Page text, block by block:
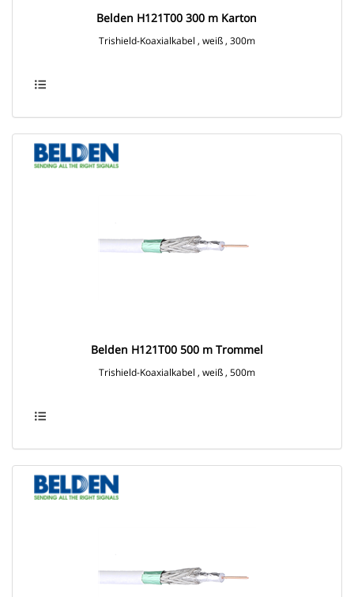
Belden H121T00 300 m Karton
Trishield-Koaxialkabel , weiß , 300m
Belden H121T00 500 m Trommel
Trishield-Koaxialkabel , weiß , 500m